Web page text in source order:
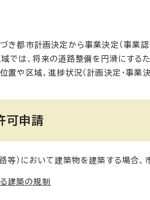
き都市計画決定から事業決定（事業
では、将来の道路整備を円滑にする
や区域、進捗状況（計画決定・事業
可申請
等）において建築物を建築する場合、
建築の規制